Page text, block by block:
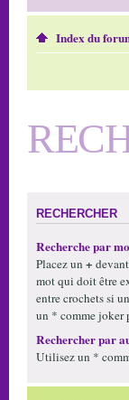
Index du
RECHERCHER
Recherche par
Placez un +
mot qui doit être
entre crochets si
un * comme joker
Rechercher par
Utilisez un *